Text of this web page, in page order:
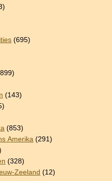
(695)
(143)
(853)
Amerika (291)
(328)
Zeeland (12)